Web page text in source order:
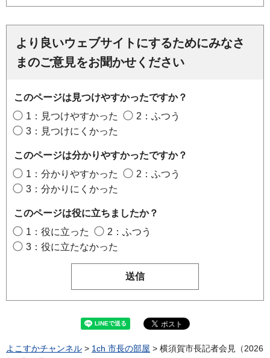
より良いウェブサイトにするためにみなさ
まのご意見をお聞かせください
このページは見つけやすかったですか？
1：見つけやすかった
2：ふつう
3：見つけにくかった
このページは分かりやすかったですか？
1：分かりやすかった
2：ふつう
3：分かりにくかった
このページは役に立ちましたか？
1：役に立った
2：ふつう
3：役に立たなかった
よこすかチャンネル > 1ch 市長の部屋 > 横須賀市長記者会見（2026